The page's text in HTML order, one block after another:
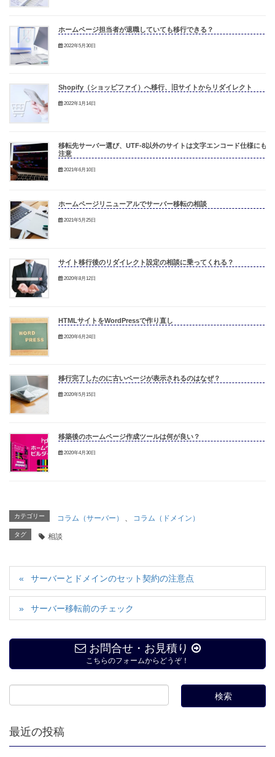
ホームページ担当者が退職していても移行できる？
2022年5月30日
Shopify（ショッピファイ）へ移行、旧サイトからリダイレクト
2022年1月14日
移転先サーバー選び、UTF-8以外のサイトは文字エンコード仕様にも
注意
2021年6月10日
ホームページリニューアルでサーバー移転の相談
2021年5月25日
サイト移行後のリダイレクト設定の相談に乗ってくれる？
2020年8月12日
HTMLサイトをWordPressで作り直し
2020年6月24日
移行完了したのに古いページが表示されるのはなぜ？
2020年5月15日
移築後のホームページ作成ツールは何が良い？
2020年4月30日
カテゴリー コラム（サーバー） 、 コラム（ドメイン）
タグ 相談
サーバーとドメインのセット契約の注意点
サーバー移転前のチェック
お問合せ・お見積り
こちらのフォームからどうぞ！
最近の投稿